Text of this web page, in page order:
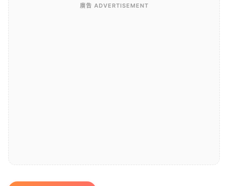
廣告 ADVERTISEMENT